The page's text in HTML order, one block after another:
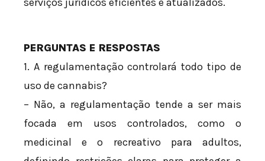
PERGUNTAS E RESPOSTAS
1. A regulamentação controlará todo tipo de
uso de cannabis?
– Não, a regulamentação tende a ser mais
focada em usos controlados, como o
medicinal e o recreativo para adultos,